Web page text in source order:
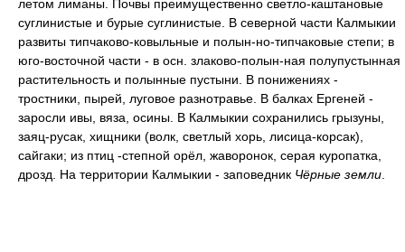
летом лиманы. Почвы преимущественно светло-каштановые
суглинистые и бурые суглинистые. В северной части Калмыкии
развиты типчаково-ковыльные и полын-но-типчаковые степи; в
юго-восточной части - в осн. злаково-полын-ная полупустынная
растительность и полынные пустыни. В понижениях -
тростники, пырей, луговое разнотравье. В балках Ергеней -
заросли ивы, вяза, осины. В Калмыкии сохранились грызуны,
заяц-русак, хищники (волк, светлый хорь, лисица-корсак),
сайгаки; из птиц -степной орёл, жаворонок, серая куропатка,
дрозд. На территории Калмыкии - заповедник Чёрные земли.